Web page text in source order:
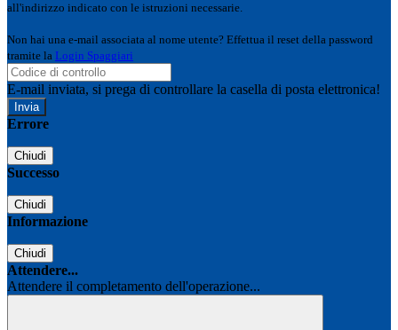
all'indirizzo indicato con le istruzioni necessarie.
Non hai una e-mail associata al nome utente? Effettua il reset della password
tramite la Login Spaggiari
E-mail inviata, si prega di controllare la casella di posta elettronica!
Errore
Chiudi
Successo
Chiudi
Informazione
Chiudi
Attendere...
Attendere il completamento dell'operazione...